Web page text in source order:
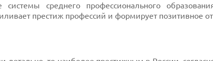
системы среднего профессионального
престиж профессий и формирует позитивное